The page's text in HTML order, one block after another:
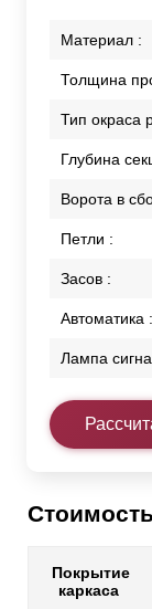
Материал :
Толщина
Тип окраса
Глубина
Ворота в
Петли :
Засов :
Автоматика :
Лампа
Покрытие
каркаса